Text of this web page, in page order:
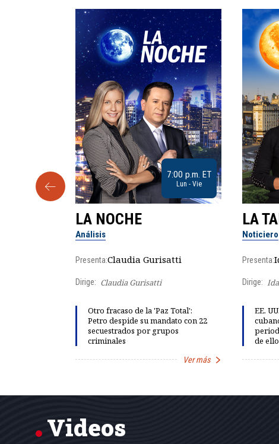
9:30 a.m. ET 7:00 p.m. ET
Lun - Vie
LA NOCHE
Análisis
Presenta:Claudia Gurisatti
Dirige: Claudia Gurisatti
Otro fracaso de la 'Paz Total':
Petro despide su mandato con 22
secuestrados por grupos
criminales
Ver más
LA
Noticiero
Presenta:
Dirige:
EE.
de
of
Videos